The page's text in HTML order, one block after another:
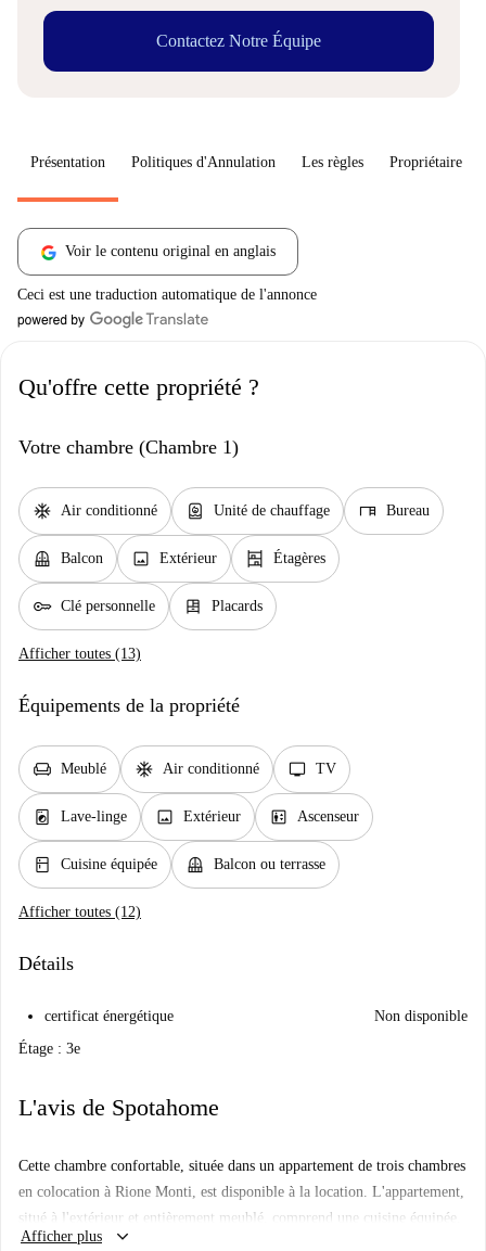
Contactez Notre Équipe
Présentation Politiques d'Annulation Les règles Propriétaire
Voir le contenu original en anglais
Ceci est une traduction automatique de l'annonce
Qu'offre cette propriété ?
Votre chambre (Chambre 1)
ac_unit Air conditionné water_heater Unité de chauffage desk Bureau
balcony Balcon image Extérieur shelves Étagères
key Clé personnelle dresser Placards
Afficher toutes (13)
Équipements de la propriété
chair Meublé ac_unit Air conditionné tv TV
local_laundry_service Lave-linge image Extérieur elevator Ascenseur
kitchen Cuisine équipée balcony Balcon ou terrasse
Afficher toutes (12)
Détails
certificat énergétique
Non disponible
Étage : 3e
L'avis de Spotahome
Cette chambre confortable, située dans un appartement de trois chambres
en colocation à Rione Monti, est disponible à la location. L'appartement,
situé à l'extérieur et entièrement meublé, comprend une cuisine équipée,
la climatisation individuelle, un lave-linge, un four, une télévision et un
Afficher plus keyboard_arrow_down